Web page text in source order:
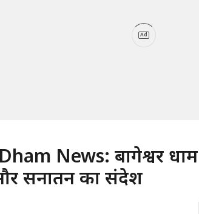
Ad
News: बागेश्वर
सनातन का संदेश